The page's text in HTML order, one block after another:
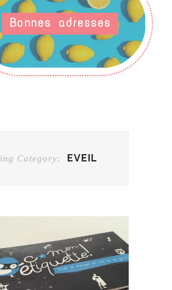
Bonnes adresses
Category: EVEIL